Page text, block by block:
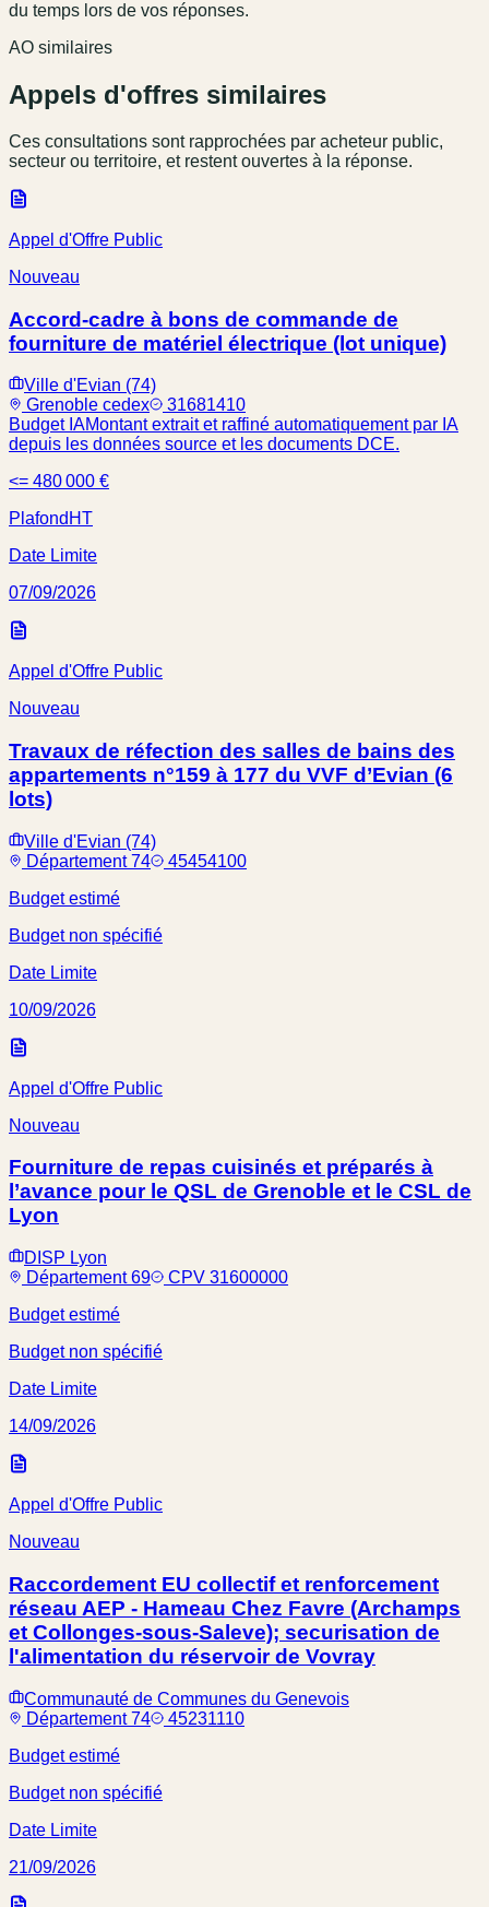
du temps lors de vos réponses.
AO similaires
Appels d'offres similaires
Ces consultations sont rapprochées par acheteur public,
secteur ou territoire, et restent ouvertes à la réponse.
Appel d'Offre Public
Nouveau
Accord-cadre à bons de commande de
fourniture de matériel électrique (lot unique)
Ville d'Evian (74)
Grenoble cedex
31681410
Budget IAMontant extrait et raffiné automatiquement par IA
depuis les données source et les documents DCE.
<= 480 000 €
Plafond HT
Date Limite
07/09/2026
Appel d'Offre Public
Nouveau
Travaux de réfection des salles de bains des
appartements n°159 à 177 du VVF d’Evian (6
lots)
Ville d'Evian (74)
Département 74
45454100
Budget estimé
Budget non spécifié
Date Limite
10/09/2026
Appel d'Offre Public
Nouveau
Fourniture de repas cuisinés et préparés à
l’avance pour le QSL de Grenoble et le CSL de
Lyon
DISP Lyon
Département 69
CPV 31600000
Budget estimé
Budget non spécifié
Date Limite
14/09/2026
Appel d'Offre Public
Nouveau
Raccordement EU collectif et renforcement
réseau AEP - Hameau Chez Favre (Archamps
et Collonges-sous-Saleve); securisation de
l'alimentation du réservoir de Vovray
Communauté de Communes du Genevois
Département 74
45231110
Budget estimé
Budget non spécifié
Date Limite
21/09/2026